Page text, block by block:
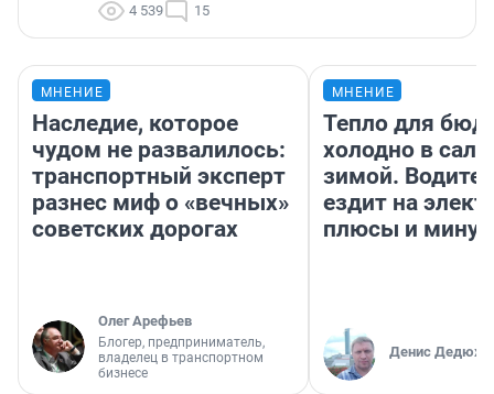
4 539 15
МНЕНИЕ
Наследие, которое
чудом не развалилось:
транспортный эксперт
разнес миф о «вечных»
советских дорогах
Олег Арефьев
Блогер, предприниматель,
владелец в транспортном
бизнесе
МНЕНИЕ
Тепло для
холодно в
зимой.
ездит на
плюсы и
Денис